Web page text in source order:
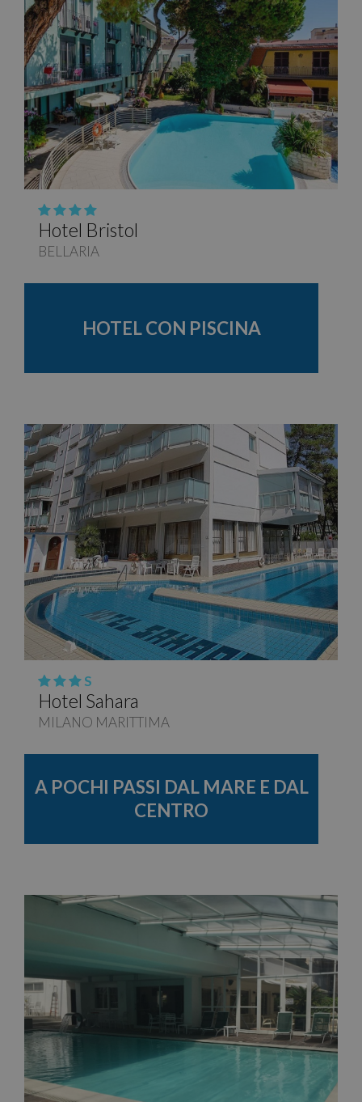
Hotel Bristol
BELLARIA
HOTEL CON PISCINA
S
Hotel Sahara
MILANO MARITTIMA
A POCHI PASSI DAL MARE E DAL
CENTRO